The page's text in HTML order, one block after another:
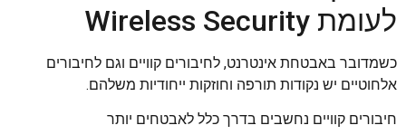
לעומת Wireless Security
כשמדובר באבטחת אינטרנט, לחיבורים קוויים וגם לחיבורים
אלחוטיים יש נקודות תורפה וחוזקות ייחודיות משלהם.
חיבורים קוויים נחשבים בדרך כלל לאבטחים יותר